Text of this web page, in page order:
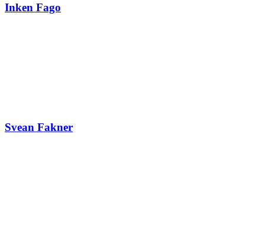
Inken Fago
Svean Fakner